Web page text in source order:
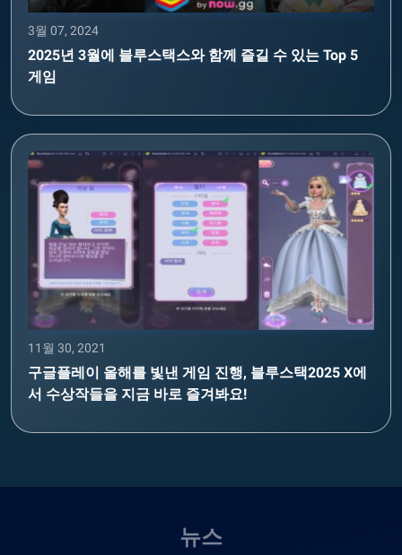
3월 07, 2024
2025년 3월에 블루스택스와 함께 즐길 수 있는 Top 5
게임
11월 30, 2021
구글플레이 올해를 빛낸 게임 진행, 블루스택2025 X에
서 수상작들을 지금 바로 즐겨봐요!
뉴스